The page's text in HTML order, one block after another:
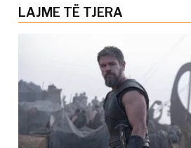
LAJME TË TJERA